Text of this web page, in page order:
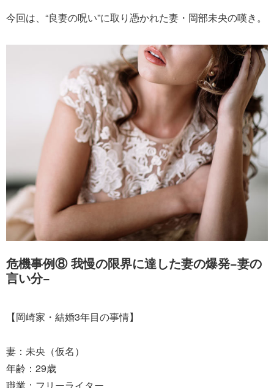
今回は、“良妻の呪い”に取り憑かれた妻・岡部未央の嘆き。
危機事例⑧ 我慢の限界に達した妻の爆発−妻の
言い分−
【岡崎家・結婚3年目の事情】
妻：未央（仮名）
年齢：29歳
職業：フリーライター